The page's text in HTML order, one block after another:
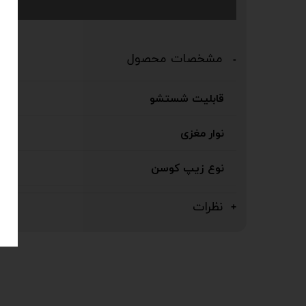
مشخصات محصول
قابلیت شستشو
نوار مغزی
نوع زیپ کوسن
نظرات